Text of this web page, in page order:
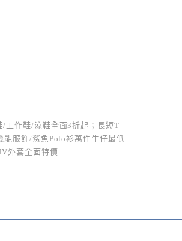
工作鞋/涼鞋全面3折起；長短T
能服飾/鯊魚Polo衫萬件牛仔最低
外套全面特價